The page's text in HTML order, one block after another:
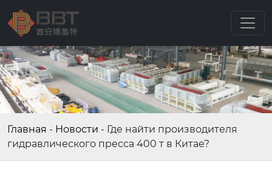
Главная - Новости - Где найти производителя
гидравлического пресса 400 т в Китае?